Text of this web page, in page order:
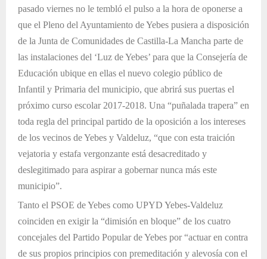
pasado viernes no le tembló el pulso a la hora de oponerse a
que el Pleno del Ayuntamiento de Yebes pusiera a disposición
de la Junta de Comunidades de Castilla-La Mancha parte de
las instalaciones del ‘Luz de Yebes’ para que la Consejería de
Educación ubique en ellas el nuevo colegio público de
Infantil y Primaria del municipio, que abrirá sus puertas el
próximo curso escolar 2017-2018. Una “puñalada trapera” en
toda regla del principal partido de la oposición a los intereses
de los vecinos de Yebes y Valdeluz, “que con esta traición
vejatoria y estafa vergonzante está desacreditado y
deslegitimado para aspirar a gobernar nunca más este
municipio”.
Tanto el PSOE de Yebes como UPYD Yebes-Valdeluz
coinciden en exigir la “dimisión en bloque” de los cuatro
concejales del Partido Popular de Yebes por “actuar en contra
de sus propios principios con premeditación y alevosía con el